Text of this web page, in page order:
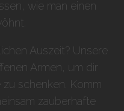
wie man einen
Auszeit? Unsere
Armen, um dir
schenken. Komm
zauberhafte